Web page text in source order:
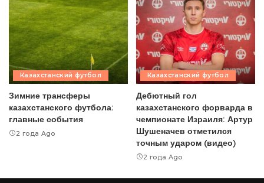
Казахстанский футбол
Зимние трансферы
казахстанского футбола:
главные события
2 года Ago
Казахстанский футбол
Дебютный гол
казахстанского форварда в
чемпионате Израиля: Артур
Шушеначев отметился
точным ударом (видео)
2 года Ago